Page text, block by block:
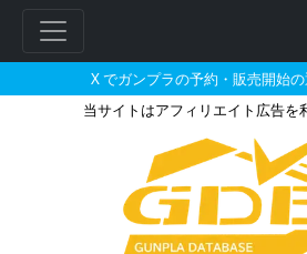
X でガンプラの予約・販売開始
当サイトはアフィリエイト広告を
MG 1/100 トールギ